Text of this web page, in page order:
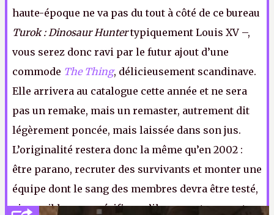
haute-époque ne va pas du tout à côté de ce bureau
Turok : Dinosaur Huntertypiquement Louis XV –,
vous serez donc ravi par le futur ajout d’une
commode The Thing, délicieusement scandinave.
Elle arrivera au catalogue cette année et ne sera
pas un remake, mais un remaster, autrement dit
légèrement poncée, mais laissée dans son jus.
L’originalité restera donc la même qu’en 2002 :
être parano, recruter des survivants et monter une
équipe dont le sang des membres devra être testé,
si possible, pour vérifier qu’ils ne vont pas muter